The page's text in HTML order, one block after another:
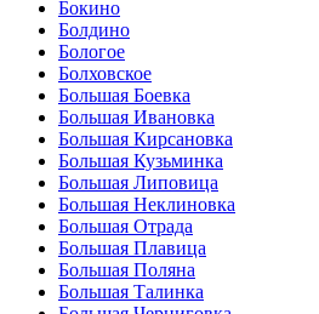
Бокино
Болдино
Бологое
Болховское
Большая Боевка
Большая Ивановка
Большая Кирсановка
Большая Кузьминка
Большая Липовица
Большая Неклиновка
Большая Отрада
Большая Плавица
Большая Поляна
Большая Талинка